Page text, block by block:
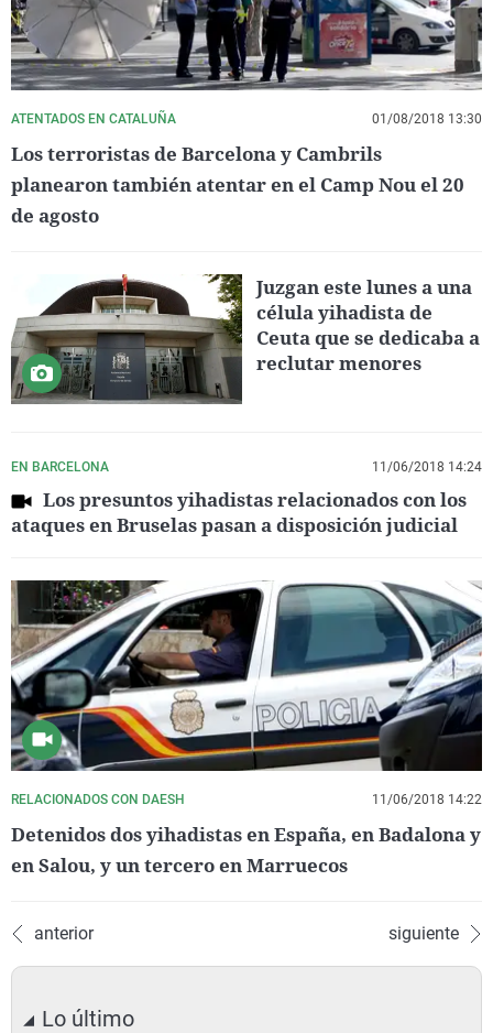
ATENTADOS EN CATALUÑA 01/08/2018 13:30
Los terroristas de Barcelona y Cambrils
planearon también atentar en el Camp Nou el 20
de agosto
Juzgan este lunes a una
célula yihadista de
Ceuta que se dedicaba a
reclutar menores
EN BARCELONA 11/06/2018 14:24
Los presuntos yihadistas relacionados con los
ataques en Bruselas pasan a disposición judicial
RELACIONADOS CON DAESH 11/06/2018 14:22
Detenidos dos yihadistas en España, en Badalona y
en Salou, y un tercero en Marruecos
anterior siguiente
Lo último